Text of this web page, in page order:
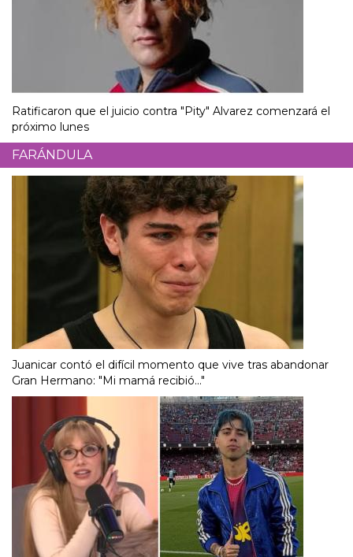
Ratificaron que el juicio contra "Pity" Alvarez comenzará el
próximo lunes
FARÁNDULA
Juanicar contó el difícil momento que vive tras abandonar
Gran Hermano: "Mi mamá recibió..."